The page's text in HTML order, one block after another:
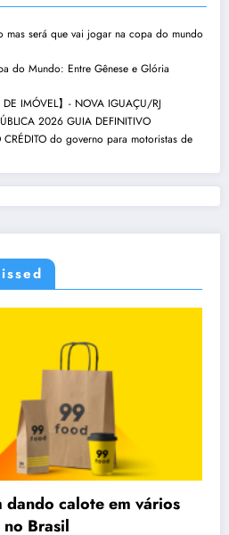
mas será que vai jogar na copa do mundo
do Mundo: Entre Gênese e Glória
IMÓVEL】- NOVA IGUAÇU/RJ
2026 GUIA DEFINITIVO
do governo para motoristas de
calote em vários